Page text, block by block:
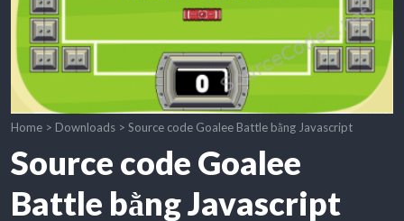
Home > Downloads > Source code Goalee Battle bằng Javascript
Source code Goalee
Battle bằng Javascript